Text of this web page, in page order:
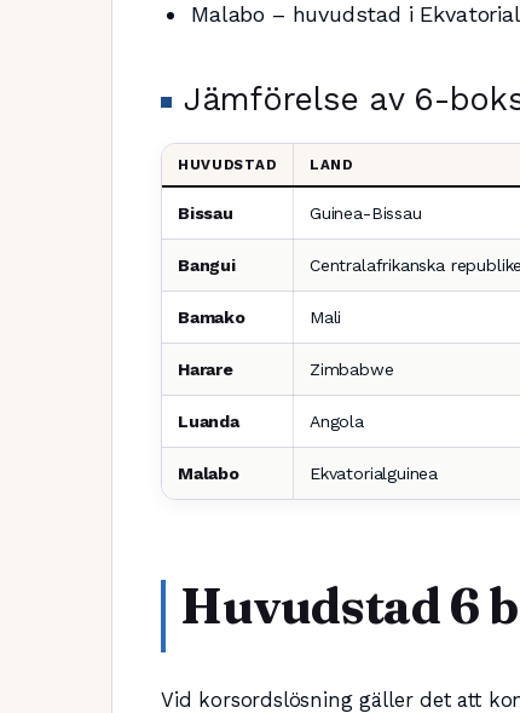
Malabo – huvudstad i
Jämförelse av 6-
HUVUDSTAD LAND
Bissau Guinea-Bissau
Bangui Centralafrikanska
Bamako Mali
Harare Zimbabwe
Luanda Angola
Malabo Ekvatorialguinea
Huvudstad 6
Vid korsordslösning gäller det att